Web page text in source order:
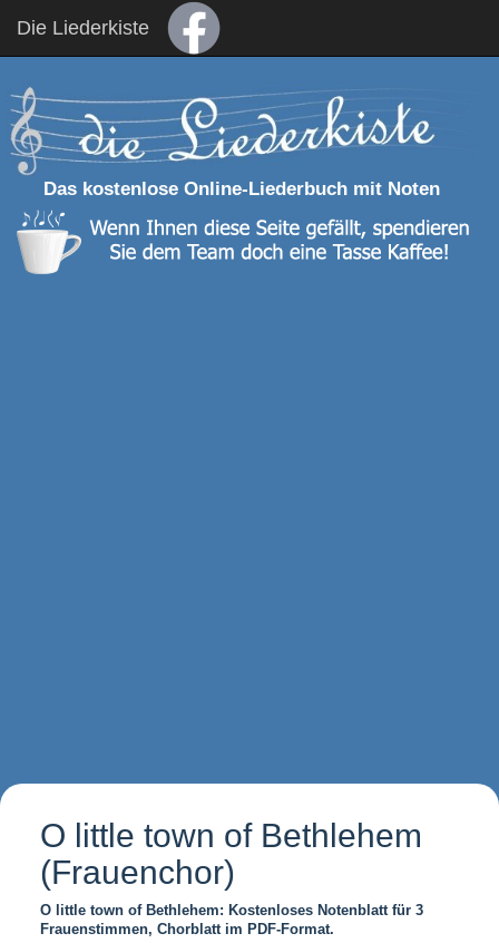
Die Liederkiste
Das kostenlose Online-Liederbuch mit Noten
O little town of Bethlehem
(Frauenchor)
O little town of Bethlehem: Kostenloses Notenblatt für 3
Frauenstimmen, Chorblatt im PDF-Format.